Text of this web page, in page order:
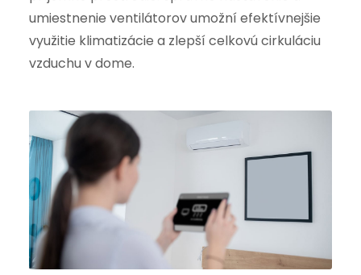
umiestnenie ventilátorov umožní efektívnejšie
využitie klimatizácie a zlepší celkovú cirkuláciu
vzduchu v dome.